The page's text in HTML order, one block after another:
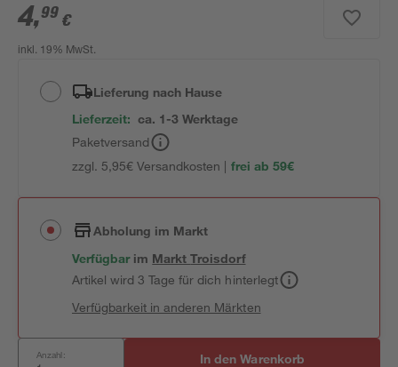
4,99 €
inkl. 19% MwSt.
Lieferung nach Hause
Lieferzeit: ca. 1-3 Werktage
Paketversand
zzgl. 5,95€ Versandkosten | frei ab 59€
Abholung im Markt
Verfügbar im MarktTroisdorf
Artikel wird 3 Tage für dich hinterlegt
Verfügbarkeit in anderen Märkten
Anzahl: In den Warenkorb